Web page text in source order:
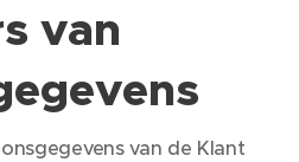
van
van de Klant